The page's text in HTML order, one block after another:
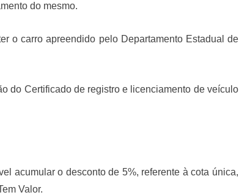
do mesmo.
o carro apreendido pelo Departamento Estadual de
do Certificado de registro e licenciamento de veículo
acumular o desconto de 5%, referente à cota única,
Valor.